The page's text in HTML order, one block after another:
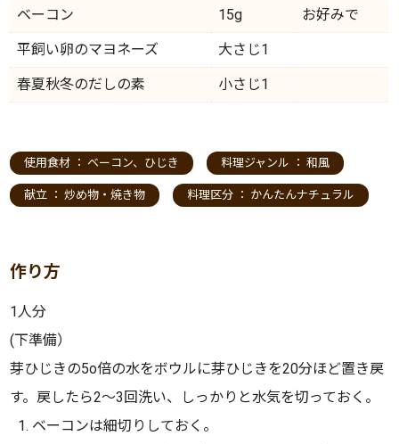
ベーコン 15g お好みで
平飼い卵のマヨネーズ 大さじ1
春夏秋冬のだしの素 小さじ1
使用食材 ： ベーコン、 ひじき 料理ジャンル ：和風
献立 ：炒め物・焼き物 料理区分 ： かんたんナチュラル
作り方
1人分
(下準備）
芽ひじきの5o倍の水をボウルに芽ひじきを20分ほど置き戻
す。戻したら2～3回洗い、しっかりと水気を切っておく。
ベーコンは細切りしておく。